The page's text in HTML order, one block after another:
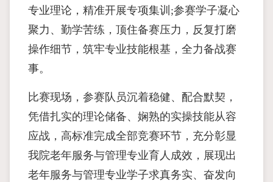
专业理论，精准开展专项集训;参赛学子凝心
聚力、勤学苦练，顶住备赛压力，反复打磨
操作细节，筑牢专业技能根基，全力备战赛
事。
比赛现场，参赛队员沉着稳健、配合默契，
凭借扎实的理论储备、娴熟的实操技能从容
应战，高标准完成全部竞赛环节，充分彰显
我院老年服务与管理专业育人成效，展现出
老年服务与管理专业学子求真务实、奋发向